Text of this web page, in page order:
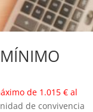
de 1.015 € al
de convivencia